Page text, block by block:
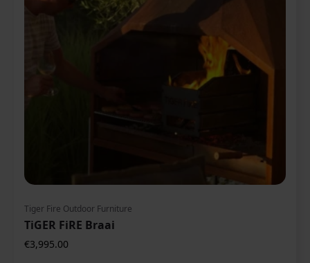
Tiger Fire Outdoor Furniture
TiGER FiRE Braai
€3,995.00